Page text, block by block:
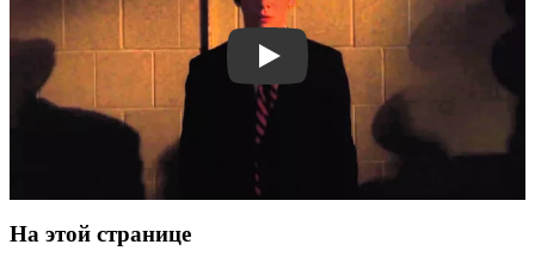
Смотреть трейлер
На этой странице